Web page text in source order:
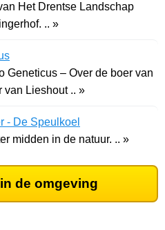
Het Drentse Landschap
.. »
Geneticus – Over de boer van
van Lieshout .. »
- De Speulkoel
midden in de natuur. .. »
de omgeving